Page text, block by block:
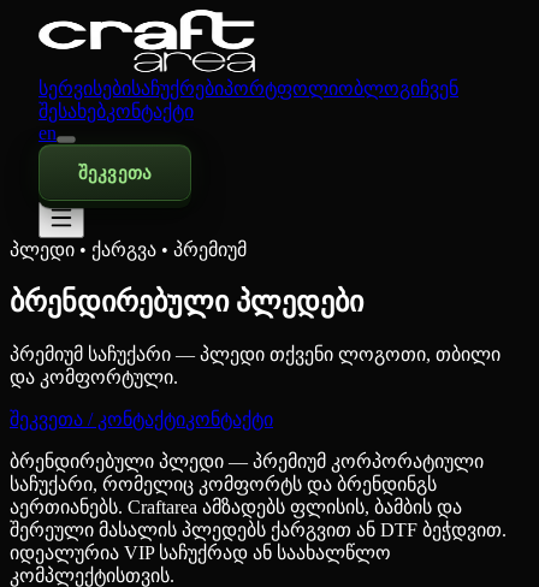
სერვისებისაჩუქრებიპორტფოლიობლოგიჩვენ
შესახებკონტაქტი
en
შეკვეთა
პლედი • ქარგვა • პრემიუმ
ბრენდირებული პლედები
პრემიუმ საჩუქარი — პლედი თქვენი ლოგოთი, თბილი
და კომფორტული.
შეკვეთა / კონტაქტიკონტაქტი
ბრენდირებული პლედი — პრემიუმ კორპორატიული
საჩუქარი, რომელიც კომფორტს და ბრენდინგს
აერთიანებს. Craftarea ამზადებს ფლისის, ბამბის და
შერეული მასალის პლედებს ქარგვით ან DTF ბეჭდვით.
იდეალურია VIP საჩუქრად ან საახალწლო
კომპლექტისთვის.